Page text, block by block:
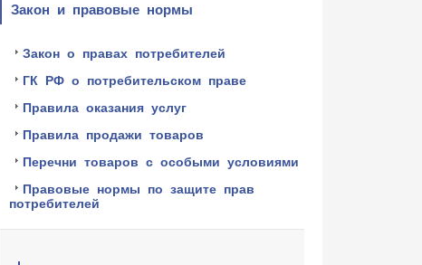
Закон и правовые нормы
Закон о правах потребителей
ГК РФ о потребительском праве
Правила оказания услуг
Правила продажи товаров
Перечни товаров с особыми условиями
Правовые нормы по защите прав
потребителей